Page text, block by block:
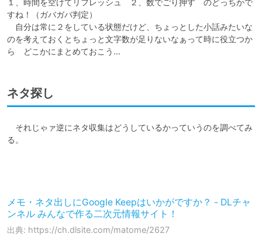
１、時間を空けてリフレッシュ　２、数でごり押す　のどっちかで
すね！（ガバガバ判定）
自分は常に２をしている状態だけど、ちょっとした小話みたいな
のを考えておくとちょっと文字数が足りないなぁって時に役立つか
ら　どこかにまとめておこう…
ネタ探し
それじゃァ逆にネタ収集はどうしているかっていうのを調べてみ
る。
メモ・ネタ出しにGoogle Keepはいかがですか？ - DLチャ
ンネル みんなで作る二次元情報サイト！
出典: https://ch.dlsite.com/matome/2627